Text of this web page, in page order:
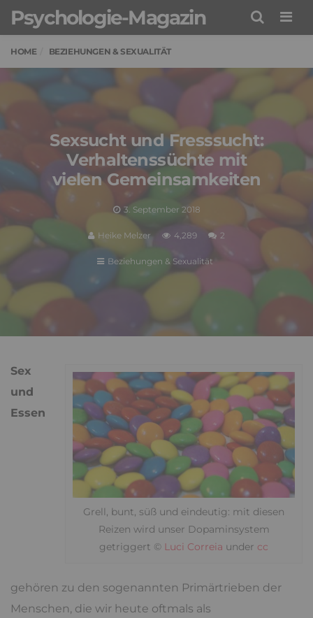
Psychologie-Magazin
HOME BEZIEHUNGEN & SEXUALITÄT
Sexsucht und Fresssucht:
Verhaltenssüchte mit
vielen Gemeinsamkeiten
3. September 2018
Heike Melzer 4,289 2
Beziehungen & Sexualität
Grell, bunt, süß und eindeutig: mit diesen
Reizen wird unser Dopaminsystem
getriggert © Luci Correia under cc
Sex
und
Essen
gehören zu den sogenannten Primärtrieben der
Menschen, die wir heute oftmals als